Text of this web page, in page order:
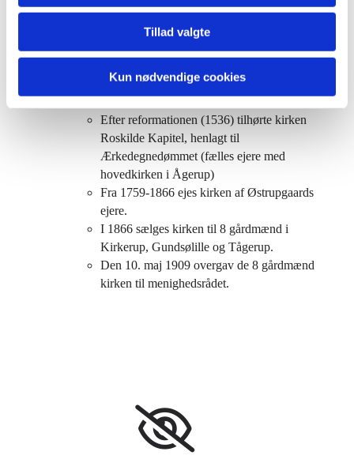
Tillad valgte
Kun nødvendige cookies
af murværket, fremkom ”et nyt ansigt” et
mandshovede på sydvæggen, modsvarende
kvindeansigtet på nordvæggen. Disse
kvindesiden i kirken. En skik vi bibeholdt
Efter reformationen (1536) tilhørte kirken
Roskilde Kapitel, henlagt til
Ærkedegnedømmet (fælles ejere med
hovedkirken i Ågerup)
Fra 1759-1866 ejes kirken af Østrupgaards
ejere.
I 1866 sælges kirken til 8 gårdmænd i
Kirkerup, Gundsølille og Tågerup.
Den 10. maj 1909 overgav de 8 gårdmænd
kirken til menighedsrådet.